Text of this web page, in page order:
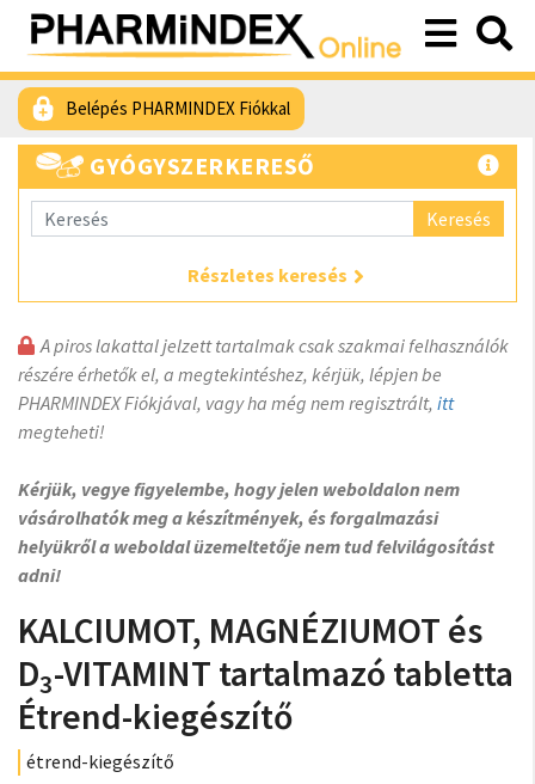
Belépés PHARMINDEX Fiókkal
GYÓGYSZERKERESŐ
Keresés
Részletes keresés
A piros lakattal jelzett tartalmak csak szakmai felhasználók
részére érhetők el, a megtekintéshez, kérjük, lépjen be
PHARMINDEX Fiókjával, vagy ha még nem regisztrált, itt
megteheti!
Kérjük, vegye figyelembe, hogy jelen weboldalon nem
vásárolhatók meg a készítmények, és forgalmazási
helyükről a weboldal üzemeltetője nem tud felvilágosítást
adni!
KALCIUMOT, MAGNÉZIUMOT és
D3-VITAMINT tartalmazó tabletta
Étrend-kiegészítő
étrend-kiegészítő